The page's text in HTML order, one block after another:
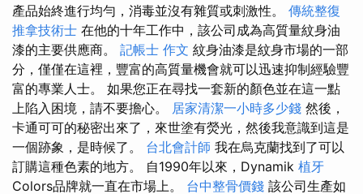
產品始終進行均勻，消毒並沒有雜質或刺激性。 傳統整復
推拿技術士 在他的十年工作中，該公司成為高質量紋身油
漆的主要供應商。 記帳士 作文 紋身油漆是紋身市場的一部
分，僅僅在這裡，豐富的高質量機會就可以迅速抑制經驗豐
富的專業人士。 如果您正在尋找一套新的顏色並在這一點
上陷入困​​境，請不要擔心。 居家清潔一小時多少錢 然後，
卡通可可的秘密出來了，來世塗有熒光，然後我意識到這是
一個跡象，是時候了。 台北會計師 我在烏克蘭找到了可以
訂購這種色素的地方。 自1990年以來，Dynamik 植牙
Colors品牌就一直在市場上。 台中整骨價錢 該公司生產如